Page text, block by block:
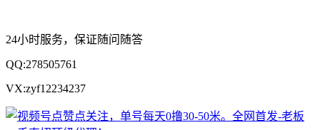
24小时服务，保证随问随答
QQ:278505761
VX:zyf12234237